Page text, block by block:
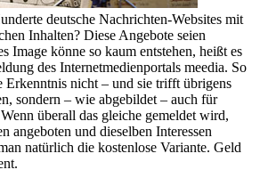
deutsche Nachrichten-Websites mit
Inhalten? Diese Angebote seien
Image könne so kaum entstehen, heißt es
des Internetmedienportals meedia. So
Erkenntnis nicht – und sie trifft übrigens
sondern – wie abgebildet – auch für
überall das gleiche gemeldet wird,
angeboten und dieselben Interessen
natürlich die kostenlose Variante. Geld